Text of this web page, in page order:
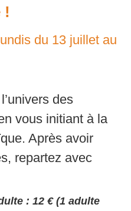
!
du 13 juillet au
des
vous initiant à la
Après avoir
repartez avec
: 12 € (1 adulte